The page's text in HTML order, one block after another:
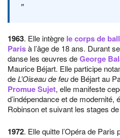
1963. Elle intègre le corps de
Parisà l’âge de 18 ans. Durant
danse les œuvres deGeorge
Maurice Béjart. Elle participe
deL’Oiseau de feude Béjart au
Promue Sujet, elle manifeste
d’indépendance et de modernité,
Robinson et suivant les stages
1972. Elle quitte l’Opéra de